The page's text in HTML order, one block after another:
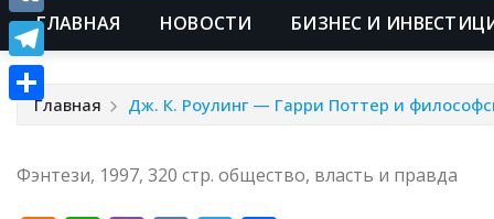
ГЛАВНАЯ НОВОСТИ БИЗНЕС И
Главная Дж. К. Роулинг — Гарри Поттер и
Фэнтези, 1997, 320 стр. общество, власть и правда
VK
Telegram
Отправить